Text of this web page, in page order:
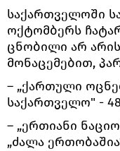
საქართველოში
ოქტომბერს
ცნობილი არ
მონაცემებით,
– „ქართული
საქართველო" -
– „ერთიანი
„ძალა ერთობაშია“